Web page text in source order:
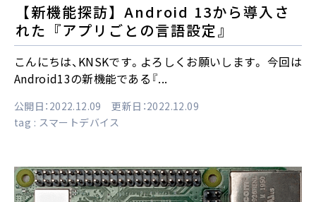
【新機能探訪】Android 13から導入さ
れた『アプリごとの言語設定』
こんにちは、KNSKです。よろしくお願いします。 今回は
Android13の新機能である『...
公開日：2022.12.09 更新日：2022.12.09
tag : スマートデバイス